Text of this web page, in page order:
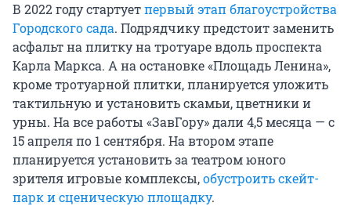
В 2022 году стартуетпервый этап благоустройства
Городского сада. Подрядчику предстоит заменить
асфальт на плитку на тротуаре вдоль проспекта
Карла Маркса. А на остановке «Площадь Ленина»,
кроме тротуарной плитки, планируется уложить
тактильную и установить скамьи, цветники и
урны. На все работы «ЗавГору» дали 4,5 месяца — с
15 апреля по 1 сентября. На втором этапе
планируется установить за театром юного
зрителя игровые комплексы,обустроить скейт-
парк и сценическую площадку.